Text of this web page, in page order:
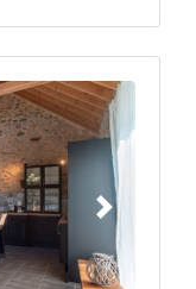
Suivant